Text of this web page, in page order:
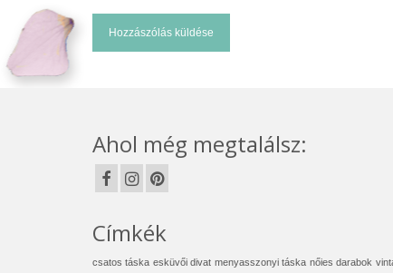
Ahol még megtalálsz:
Címkék
csatos táska esküvői divat menyasszonyi táska nőies darabok